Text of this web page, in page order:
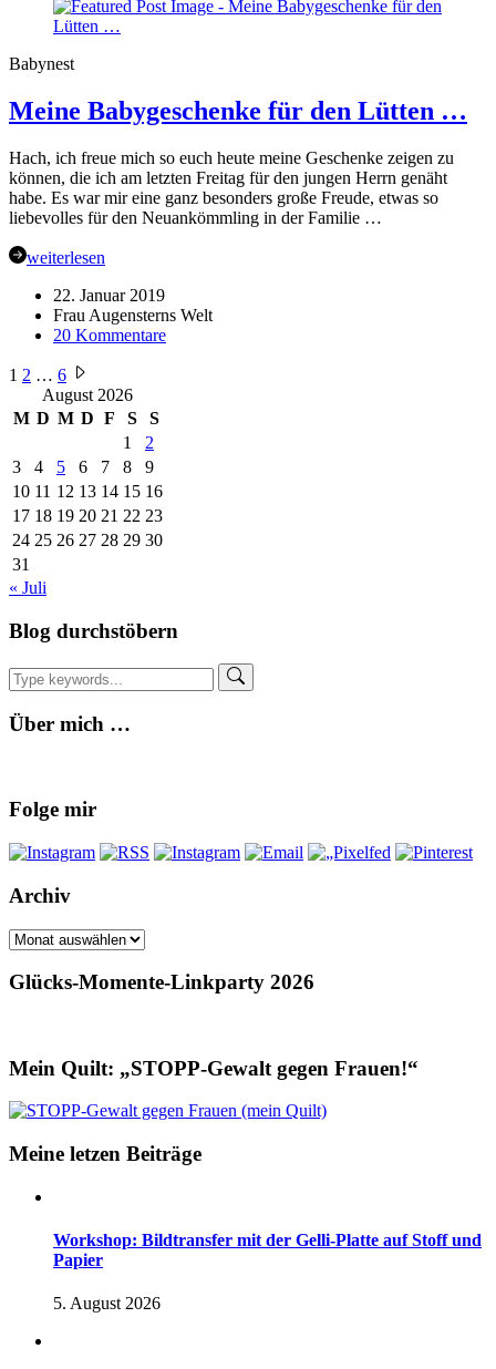
im
Babynest
Meine Babygeschenke für den Lütten …
Hach, ich freue mich so euch heute meine Geschenke zeigen zu
können, die ich am letzten Freitag für den jungen Herrn genäht
habe. Es war mir eine ganz besonders große Freude, etwas so
liebevolles für den Neuankömmling in der Familie …
weiterlesen
22. Januar 2019
Frau Augensterns Welt
20 Kommentarezu
Seitennummerierung
der
1 2 … 6
August 2026
M D M D F S
S
1
2
3
4 5 6 7 8
9
10 11 12 13 14 15 16
17 18 19 20 21 22 23
24 25 26 27 28 29 30
31
« Juli
Blog durchstöbern
Über mich …
Folge mir
Archiv
Archiv
Glücks-Momente-Linkparty 2026
Mein Quilt: „STOPP-Gewalt gegen Frauen!“
Meine letzen Beiträge
Workshop: Bildtransfer mit der Gelli-Platte auf Stoff und
Papier
5. August 2026